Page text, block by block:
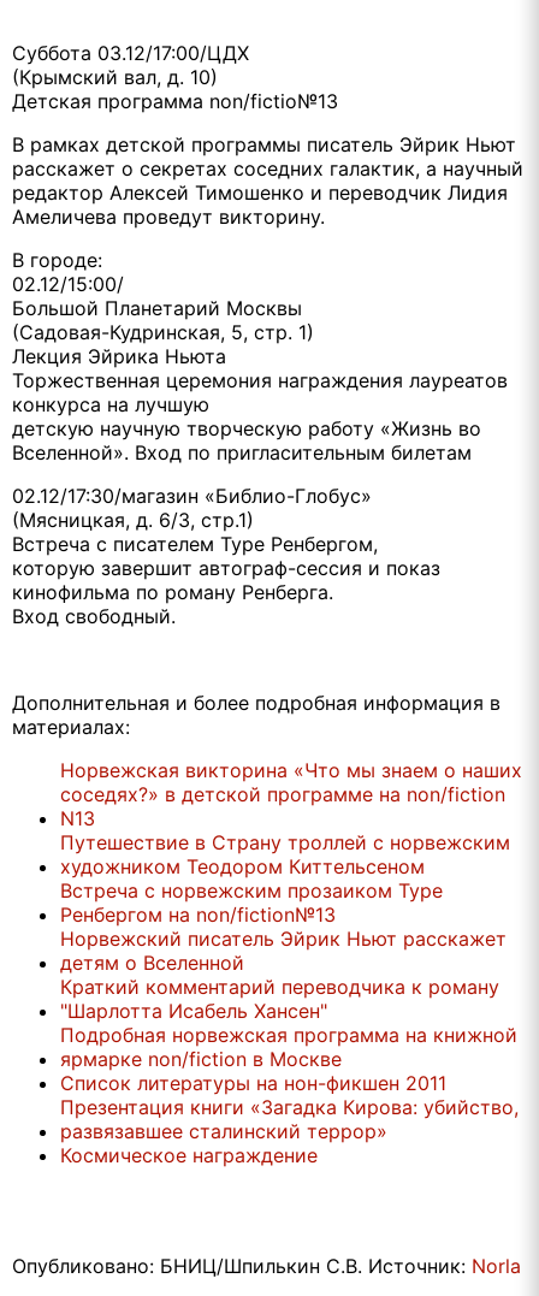
Суббота 03.12/17:00/ЦДХ
(Крымский вал, д. 10)
Детская программа non/fictio№13
В рамках детской программы писатель Эйрик Ньют
расскажет о секретах соседних галактик, а научный
редактор Алексей Тимошенко и переводчик Лидия
Амеличева проведут викторину.
В городе:
02.12/15:00/
Большой Планетарий Москвы
(Садовая-Кудринская, 5, стр. 1)
Лекция Эйрика Ньюта
Торжественная церемония награждения лауреатов
конкурса на лучшую
детскую научную творческую работу «Жизнь во
Вселенной». Вход по пригласительным билетам
02.12/17:30/магазин «Библио-Глобус»
(Мясницкая, д. 6/3, стр.1)
Встреча с писателем Туре Ренбергом,
которую завершит автограф-сессия и показ
кинофильма по роману Ренберга.
Вход свободный.
Дополнительная и более подробная информация в
материалах:
Норвежская викторина «Что мы знаем о наших
соседях?» в детской программе на non/fiction
N13
Путешествие в Страну троллей с норвежским
художником Теодором Киттельсеном
Встреча с норвежским прозаиком Туре
Ренбергом на non/fiction№13
Норвежский писатель Эйрик Ньют расскажет
детям о Вселенной
Краткий комментарий переводчика к роману
"Шарлотта Исабель Хансен"
Подробная норвежская программа на книжной
ярмарке non/fiction в Москве
Список литературы на нон-фикшен 2011
Презентация книги «Загадка Кирова: убийство,
развязавшее сталинский террор»
Космическое награждение
Опубликовано: БНИЦ/Шпилькин С.В. Источник: Norla